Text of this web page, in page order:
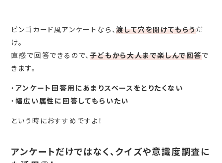
ビンゴカード風アンケートなら、渡して穴を開けてもらうだ
け。
直感で回答できるので、子どもから大人まで楽しんで回答で
きます。
・アンケート回答用にあまりスペースをとりたくない
・幅広い属性に回答してもらいたい
という時におすすめですよ！
アンケートだけではなく、クイズや意識度調査に